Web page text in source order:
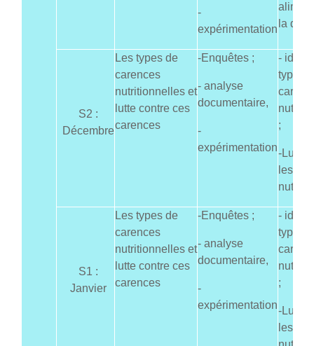
-
expérimentation la
S2 :
Décembre
Les types de
carences
nutritionnelles et
lutte contre ces
carences
-Enquêtes ;
- analyse
documentaire,
-
expérimentation
-
types
;
-Lutter
les
S1 :
Janvier
Les types de
carences
nutritionnelles et
lutte contre ces
carences
-Enquêtes ;
- analyse
documentaire,
-
expérimentation
-
types
;
-Lutter
les